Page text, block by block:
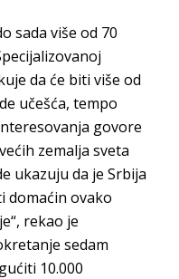
sada više od 70
da će biti više od
učešća, tempo
govore
zemalja sveta
ukazuju da je Srbija
domaćin ovako
rekao je
sedam
10.000